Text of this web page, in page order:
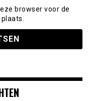
browser voor de